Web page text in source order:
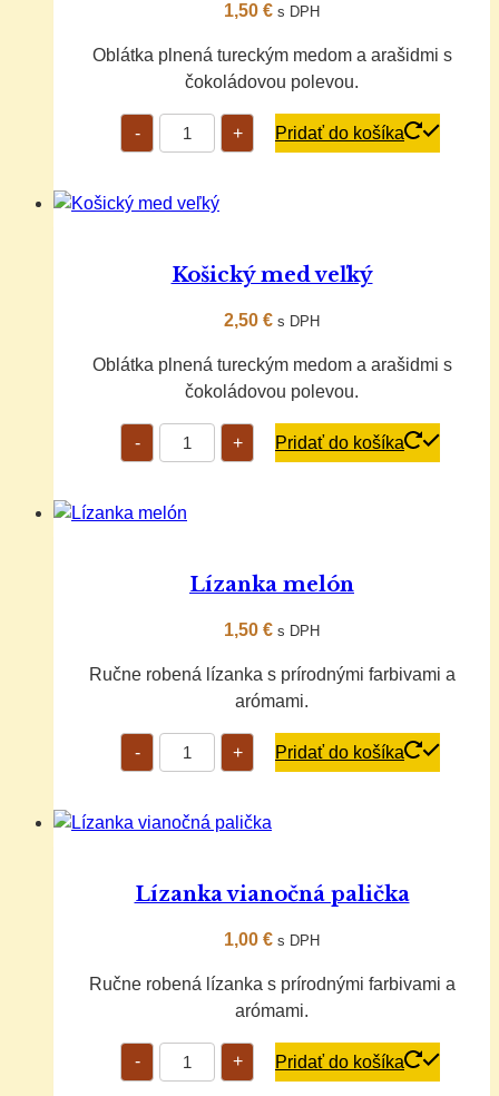
1,50 € s DPH
Oblátka plnená tureckým medom a arašidmi s
čokoládovou polevou.
-
množstvo
Košický
med
+ Pridať do košíka
Košický med veľký
2,50 € s DPH
Oblátka plnená tureckým medom a arašidmi s
čokoládovou polevou.
-
množstvo
Košický
med
+ Pridať do košíka
Lízanka melón
1,50 € s DPH
Ručne robená lízanka s prírodnými farbivami a
arómami.
-
množstvo
Lízanka
melón
+ Pridať do košíka
Lízanka vianočná palička
1,00 € s DPH
Ručne robená lízanka s prírodnými farbivami a
arómami.
-
množstvo
Lízanka
vianočná
+ Pridať do košíka